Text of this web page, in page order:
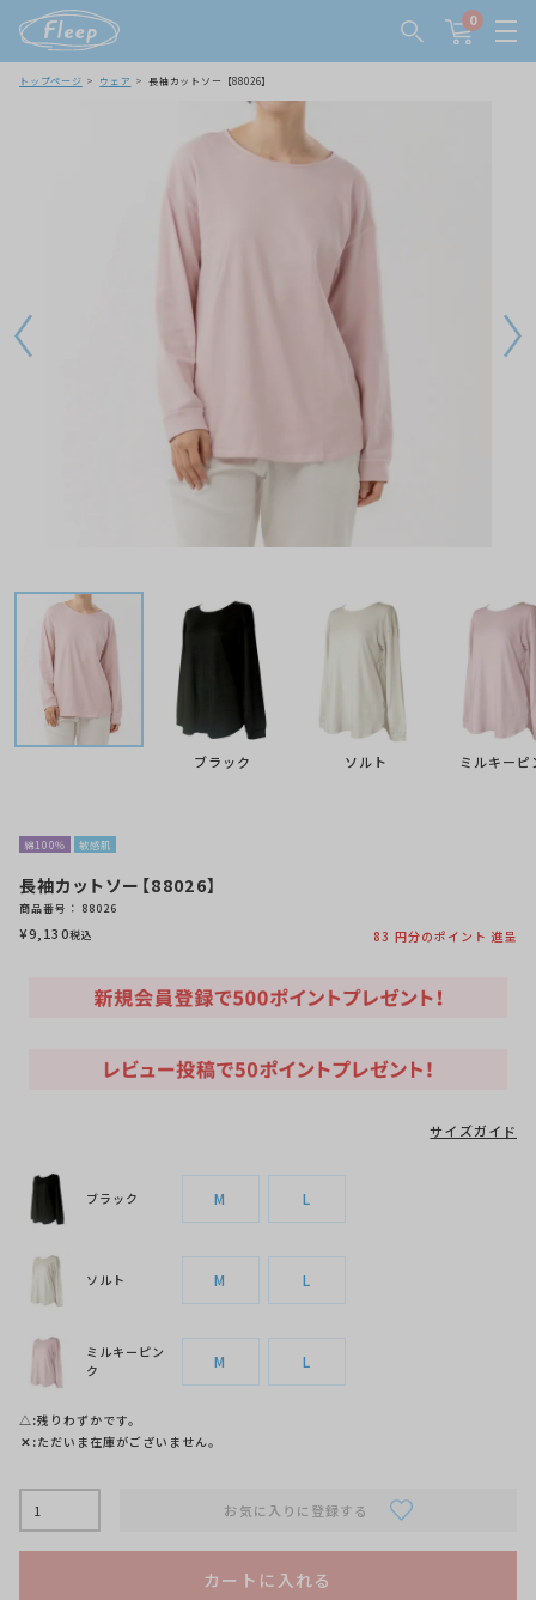
0
トップページ ウェア 長袖カットソー【88026】
ブラック ソルト ミルキーピ
綿100％ 敏感肌
長袖カットソー【88026】
商品番号 88026
¥9,130税込 83 円分のポイント 進呈
サイズガイド
ブラック M L
ソルト M L
ミルキーピン
ク
M L
△ 残りわずかです。
✕ ただいま在庫がございません。
お気に入りに登録する
カートに入れる